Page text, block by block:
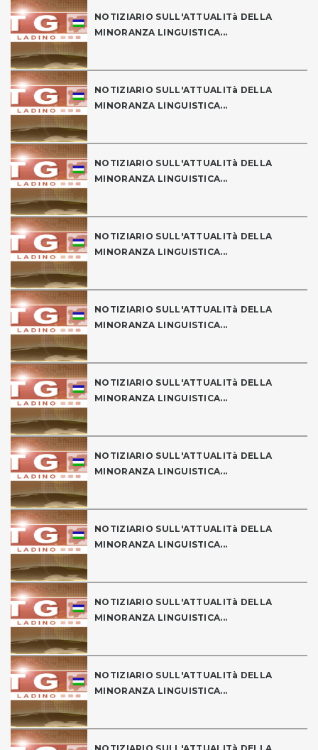
NOTIZIARIO SULL'ATTUALITà DELLA
MINORANZA LINGUISTICA...
NOTIZIARIO SULL'ATTUALITà DELLA
MINORANZA LINGUISTICA...
NOTIZIARIO SULL'ATTUALITà DELLA
MINORANZA LINGUISTICA...
NOTIZIARIO SULL'ATTUALITà DELLA
MINORANZA LINGUISTICA...
NOTIZIARIO SULL'ATTUALITà DELLA
MINORANZA LINGUISTICA...
NOTIZIARIO SULL'ATTUALITà DELLA
MINORANZA LINGUISTICA...
NOTIZIARIO SULL'ATTUALITà DELLA
MINORANZA LINGUISTICA...
NOTIZIARIO SULL'ATTUALITà DELLA
MINORANZA LINGUISTICA...
NOTIZIARIO SULL'ATTUALITà DELLA
MINORANZA LINGUISTICA...
NOTIZIARIO SULL'ATTUALITà DELLA
MINORANZA LINGUISTICA...